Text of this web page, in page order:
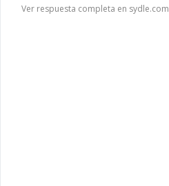
Ver respuesta completa en sydle.com